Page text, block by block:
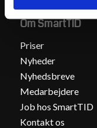
Om SmartTID
Priser
Nyheder
Nyhedsbreve
Medarbejdere
Job hos SmartTID
Kontakt os